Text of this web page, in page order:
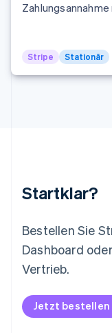
Zahlungsannahme
Stripe Stationär
Startklar?
Bestellen Sie
Dashboard
Vertrieb.
Jetzt bestellen
DeutschEnglish
Luxemburg
FrançaisDeutsch
Malaysia
Niederlande
English
Österreich
Deutsch
Polen
Portugal
PortuguêsEnglish